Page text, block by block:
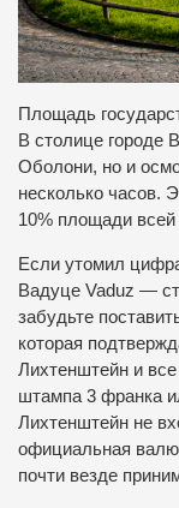
Площадь
В столице городе
Оболони, но и
несколько часов.
10% площади всей
Если утомил
Вадуце Vaduz —
забудьте
которая
Лихтенштейн и
штампа 3 франка
Лихтенштейн не
официальная
почти везде